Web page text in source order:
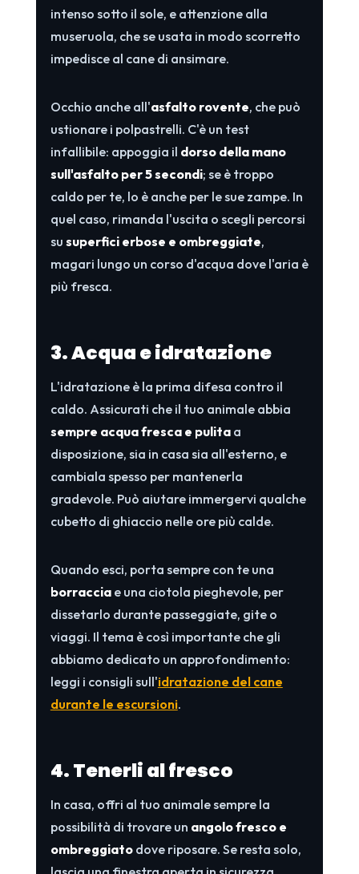
intenso sotto il sole, e attenzione alla
museruola, che se usata in modo scorretto
impedisce al cane di ansimare.
Occhio anche all'asfalto rovente, che può
ustionare i polpastrelli. C'è un test
infallibile: appoggia il dorso della mano
sull'asfalto per 5 secondi; se è troppo
caldo per te, lo è anche per le sue zampe. In
quel caso, rimanda l'uscita o scegli percorsi
su superfici erbose e ombreggiate,
magari lungo un corso d'acqua dove l'aria è
più fresca.
3. Acqua e idratazione
L'idratazione è la prima difesa contro il
caldo. Assicurati che il tuo animale abbia
sempre acqua fresca e pulitaa
disposizione, sia in casa sia all'esterno, e
cambiala spesso per mantenerla
gradevole. Può aiutare immergervi qualche
cubetto di ghiaccio nelle ore più calde.
Quando esci, porta sempre con te una
borracciae una ciotola pieghevole, per
dissetarlo durante passeggiate, gite o
viaggi. Il tema è così importante che gli
abbiamo dedicato un approfondimento:
leggi i consigli sull'idratazione del cane
durante le escursioni.
4. Tenerli al fresco
In casa, offri al tuo animale sempre la
possibilità di trovare un angolo fresco e
ombreggiatodove riposare. Se resta solo,